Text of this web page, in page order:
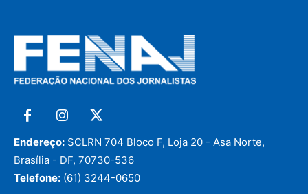
Endereço: SCLRN 704 Bloco F, Loja 20 - Asa Norte,
Brasília - DF, 70730-536
Telefone: (61) 3244-0650